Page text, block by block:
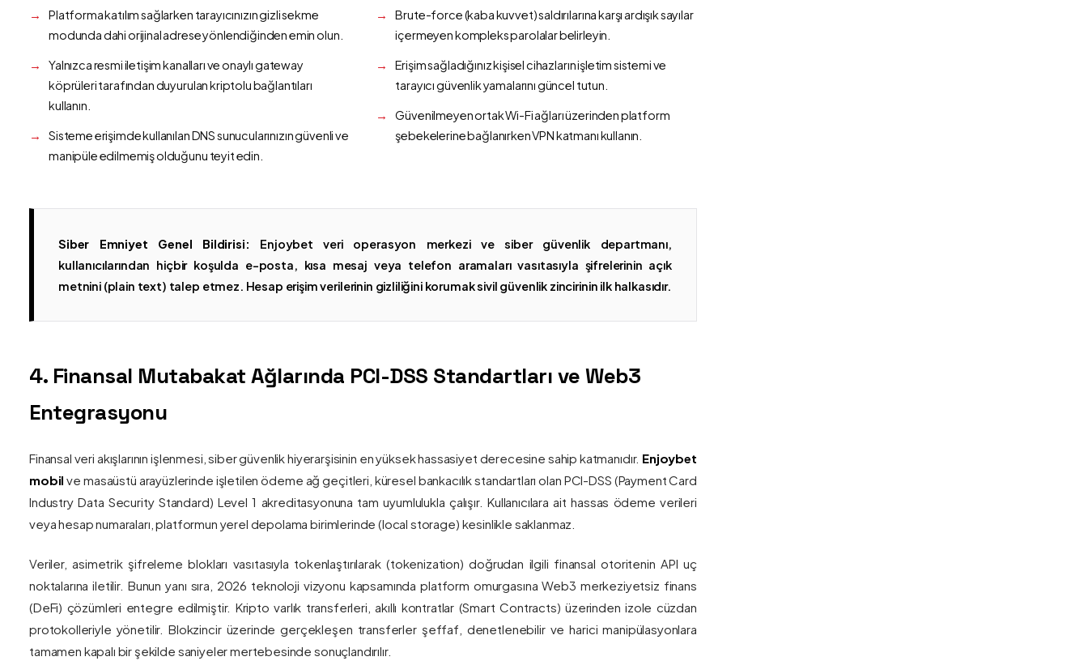
Platforma katılım sağlarken tarayıcınızın gizli sekme
modunda dahi orijinal adrese yönlendiğinden emin olun.
Yalnızca resmi iletişim kanalları ve onaylı gateway
köprüleri tarafından duyurulan kriptolu bağlantıları
kullanın.
Sisteme erişimde kullanılan DNS sunucularınızın güvenli ve
manipüle edilmemiş olduğunu teyit edin.
Brute-force (kaba kuvvet) saldırılarına karşı ardışık sayılar
içermeyen kompleks parolalar belirleyin.
Erişim sağladığınız kişisel cihazların işletim sistemi ve
tarayıcı güvenlik yamalarını güncel tutun.
Güvenilmeyen ortak Wi-Fi ağları üzerinden platform
şebekelerine bağlanırken VPN katmanı kullanın.
Siber Emniyet Genel Bildirisi: Enjoybet veri operasyon merkezi ve siber güvenlik departmanı,
kullanıcılarından hiçbir koşulda e-posta, kısa mesaj veya telefon aramaları vasıtasıyla şifrelerinin açık
metnini (plain text) talep etmez. Hesap erişim verilerinin gizliliğini korumak sivil güvenlik zincirinin ilk halkasıdır.
4. Finansal Mutabakat Ağlarında PCI-DSS Standartları ve Web3
Entegrasyonu
Finansal veri akışlarının işlenmesi, siber güvenlik hiyerarşisinin en yüksek hassasiyet derecesine sahip katmanıdır. Enjoybet
mobil ve masaüstü arayüzlerinde işletilen ödeme ağ geçitleri, küresel bankacılık standartları olan PCI-DSS (Payment Card
Industry Data Security Standard) Level 1 akreditasyonuna tam uyumlulukla çalışır. Kullanıcılara ait hassas ödeme verileri
veya hesap numaraları, platformun yerel depolama birimlerinde (local storage) kesinlikle saklanmaz.
Veriler, asimetrik şifreleme blokları vasıtasıyla tokenlaştırılarak (tokenization) doğrudan ilgili finansal otoritenin API uç
noktalarına iletilir. Bunun yanı sıra, 2026 teknoloji vizyonu kapsamında platform omurgasına Web3 merkeziyetsiz finans
(DeFi) çözümleri entegre edilmiştir. Kripto varlık transferleri, akıllı kontratlar (Smart Contracts) üzerinden izole cüzdan
protokolleriyle yönetilir. Blokzincir üzerinde gerçekleşen transferler şeffaf, denetlenebilir ve harici manipülasyonlara
tamamen kapalı bir şekilde saniyeler mertebesinde sonuçlandırılır.